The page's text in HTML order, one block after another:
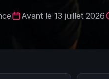
Avant le 13 juillet 2026